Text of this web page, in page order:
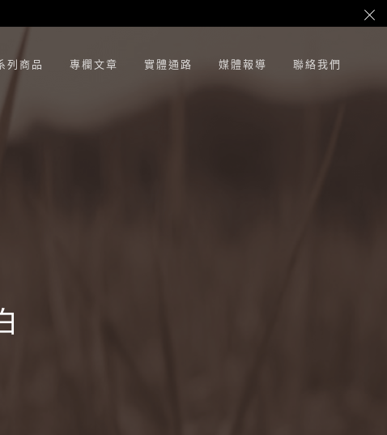
列商品 專欄文章 實體通路 媒體報導 聯絡我們